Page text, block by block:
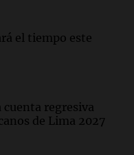
el tiempo este
cuenta regresiva
de Lima 2027